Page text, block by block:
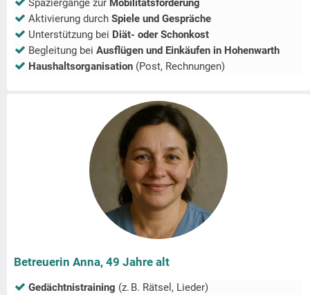
Spaziergänge zur Mobilitätsförderung
Aktivierung durch Spiele und Gespräche
Unterstützung bei Diät- oder Schonkost
Begleitung bei Ausflügen und Einkäufen in Hohenwarth
Haushaltsorganisation (Post, Rechnungen)
Betreuerin Anna, 49 Jahre alt
Gedächtnistraining (z. B. Rätsel, Lieder)